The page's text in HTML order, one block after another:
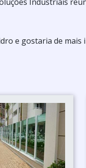
e gostaria de